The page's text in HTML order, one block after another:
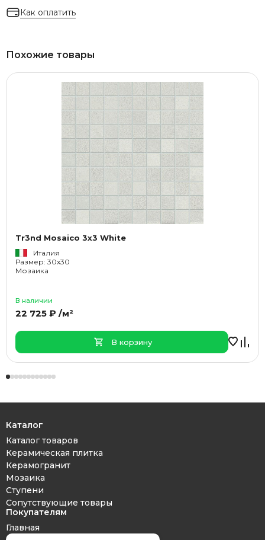
Как оплатить
Похожие товары
Tr3nd Mosaico 3x3 White
Италия
Размер: 30x30
Мозаика
В наличии
22 725 ₽ /м²
В корзину
Каталог
Каталог товаров
Керамическая плитка
Керамогранит
Мозаика
Ступени
Сопутствующие товары
Покупателям
Главная